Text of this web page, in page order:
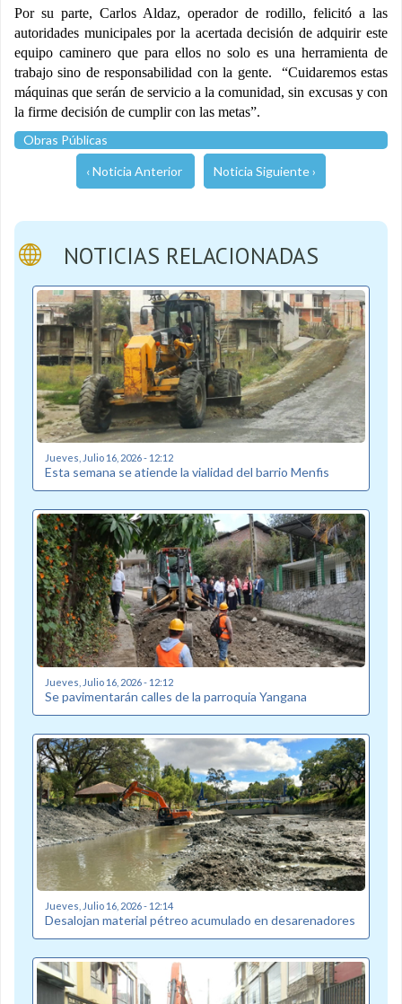
Por su parte, Carlos Aldaz, operador de rodillo, felicitó a las
autoridades municipales por la acertada decisión de adquirir este
equipo caminero que para ellos no solo es una herramienta de
trabajo sino de responsabilidad con la gente. “Cuidaremos estas
máquinas que serán de servicio a la comunidad, sin excusas y con
la firme decisión de cumplir con las metas”.
Obras Públicas
‹ Noticia Anterior Noticia Siguiente ›
NOTICIAS RELACIONADAS
Jueves, Julio 16, 2026 - 12:12
Esta semana se atiende la vialidad del barrio Menfis
Jueves, Julio 16, 2026 - 12:12
Se pavimentarán calles de la parroquia Yangana
Jueves, Julio 16, 2026 - 12:14
Desalojan material pétreo acumulado en desarenadores